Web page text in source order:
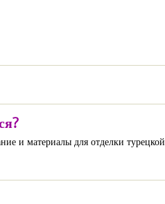
и материалы для отделки